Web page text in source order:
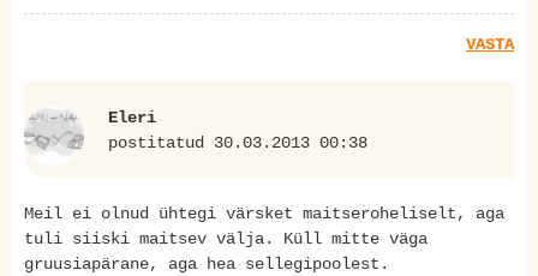
VASTA
Eleri
postitatud 30.03.2013 00:38
Meil ei olnud ühtegi värsket maitseroheliselt, aga
tuli siiski maitsev välja. Küll mitte väga
gruusiapärane, aga hea sellegipoolest.